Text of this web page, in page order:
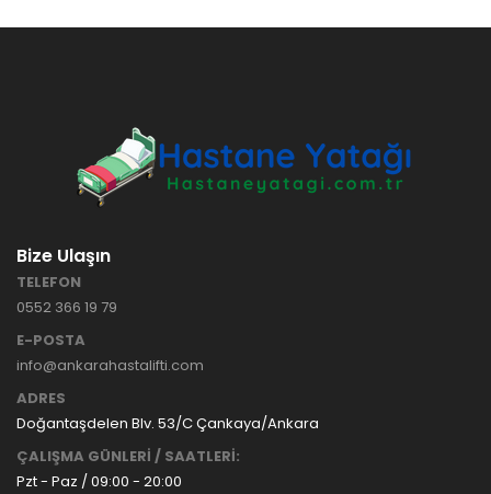
Bize Ulaşın
TELEFON
0552 366 19 79
E-POSTA
info@ankarahastalifti.com
ADRES
Doğantaşdelen Blv. 53/C Çankaya/Ankara
ÇALIŞMA GÜNLERİ / SAATLERİ:
Pzt - Paz / 09:00 - 20:00